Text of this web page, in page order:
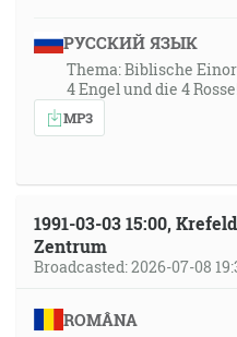
РУССКИЙ ЯЗЫК
Thema: Biblische
4 Engel und die 4
MP3
1991-03-03 15:00,
Zentrum
Broadcasted: 2026-07-08
ROMÂNA